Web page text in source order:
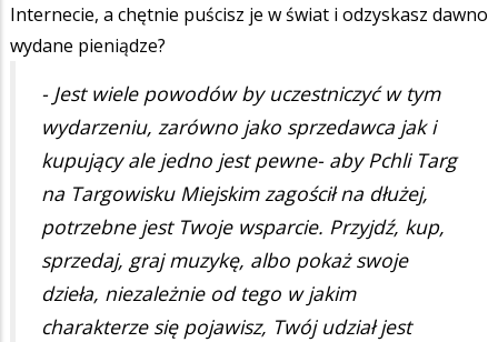
Internecie, a chętnie puścisz je w świat i odzyskasz dawno
wydane pieniądze?
- Jest wiele powodów by uczestniczyć w tym
wydarzeniu, zarówno jako sprzedawca jak i
kupujący ale jedno jest pewne- aby Pchli Targ
na Targowisku Miejskim zagościł na dłużej,
potrzebne jest Twoje wsparcie. Przyjdź, kup,
sprzedaj, graj muzykę, albo pokaż swoje
dzieła, niezależnie od tego w jakim
charakterze się pojawisz, Twój udział jest